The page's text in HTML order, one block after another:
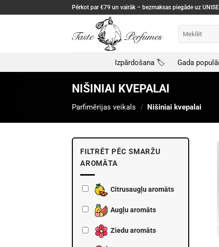
to
Pērkot par €79 un vairāk – bezmaksas piegāde uz
Izpārdošana 🏷️ Gada
NIŠINIAI KVEPALAI
Parfimērijas veikals / Nišiniai kvepalai
FILTRĒT PĒC SMARŽU
AROMĀTA
Citrusaugļu aromāts
Augļu aromāts
Ziedu aromāts